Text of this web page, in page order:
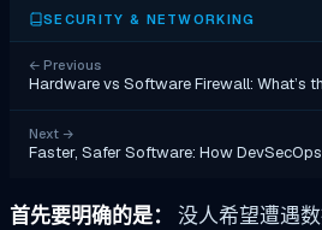
SECURITY & NETWORKING
← Previous
Hardware vs Software Firewall: What’s
Next →
Faster, Safer Software: How
首先要明确的是：
没人希望遭遇